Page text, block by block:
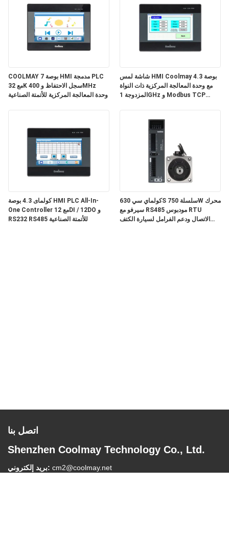
COOLMAY 7 بوصة HMI مدمجة PLC
مع 32K سجل الاحتفاظ و 400MHz
وحدة المعالجة المركزية للأتمتة الصناعية
شاشة لمس HMI Coolmay 4.3 بوصة
مع وحدة المعالجة المركزية ذات النواة
المزدوجة 1GHz و Modbus TCP
كولماى 4.3 بوصة HMI PLC All-In-
One Controller مع 12DI / 12DO و
RS232 RS485 للأتمتة الصناعية
كولماي سي 630S سلسلة 750W محرك
سيرفو مع RS485 مودبوس RTU
الاتصال ودعم الفرامل لسيارة الكتف
اتصل بنا
Shenzhen Coolmay Technology Co., Ltd.
بريد إلكتروني: cm2@coolmay.net